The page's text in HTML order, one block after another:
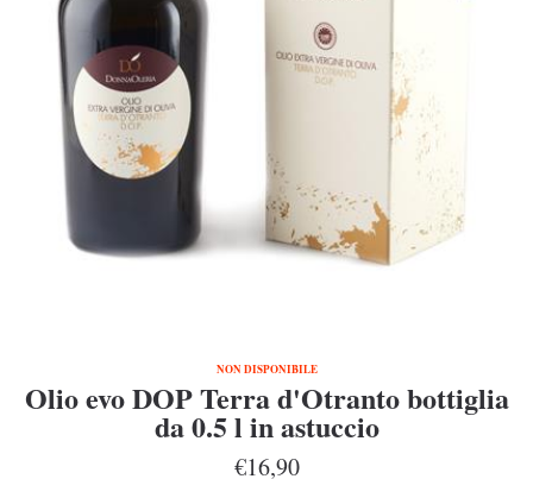
NON DISPONIBILE
Olio evo DOP Terra d'Otranto bottiglia
da 0.5 l in astuccio
€16,90